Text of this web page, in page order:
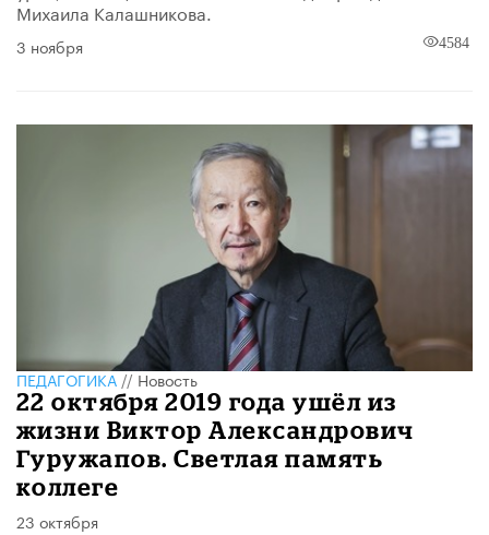
Михаила Калашникова.
3 ноября 4584
ПЕДАГОГИКА//Новость
22 октября 2019 года ушёл из
жизни Виктор Александрович
Гуружапов. Светлая память
коллеге
23 октября